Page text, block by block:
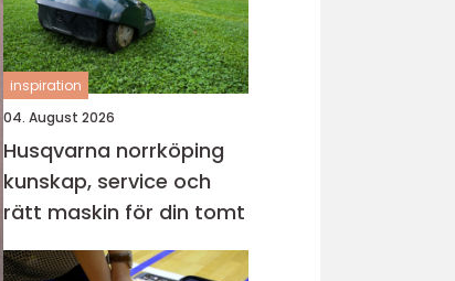
inspiration
04. August 2026
Husqvarna norrköping
kunskap, service och
rätt maskin för din tomt